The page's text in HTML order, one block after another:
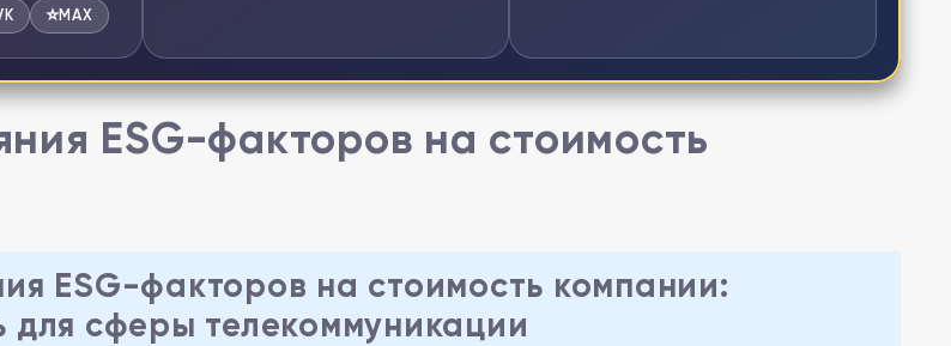
⭐MAX
ESG-факторов на стоимость
ESG-факторов на стоимость компании:
для сферы телекоммуникации